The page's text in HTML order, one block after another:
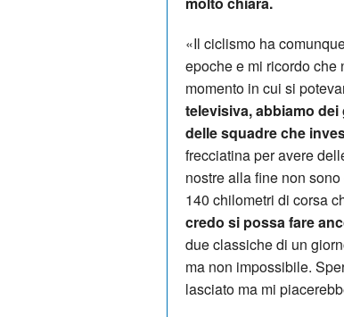
«Il ciclismo ha
epoche e mi ricordo
momento in cui si
televisiva, abbiamo
delle squadre che
frecciatina per avere
nostre alla fine non
140 chilometri di corsa
credo si possa fare
due classiche di un
ma non impossibile.
lasciato ma mi